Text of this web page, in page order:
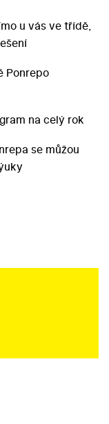
u vás ve třídě,
Ponrepo
na celý rok
se můžou